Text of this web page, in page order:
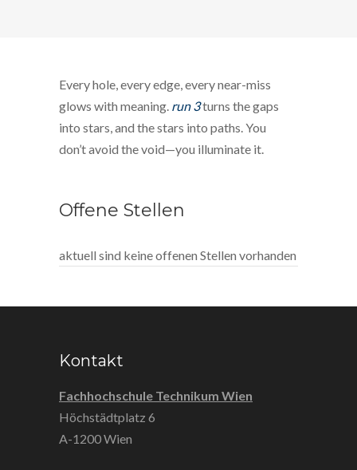
Every hole, every edge, every near-miss
glows with meaning. run 3turns the gaps
into stars, and the stars into paths. You
don’t avoid the void—you illuminate it.
Offene Stellen
aktuell sind keine offenen Stellen vorhanden
Kontakt
Fachhochschule Technikum Wien
Höchstädtplatz 6
A-1200 Wien